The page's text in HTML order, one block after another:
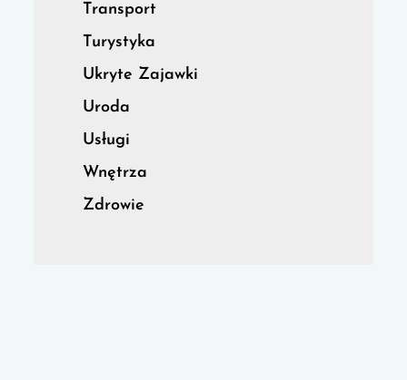
Transport
Turystyka
Ukryte Zajawki
Uroda
Usługi
Wnętrza
Zdrowie